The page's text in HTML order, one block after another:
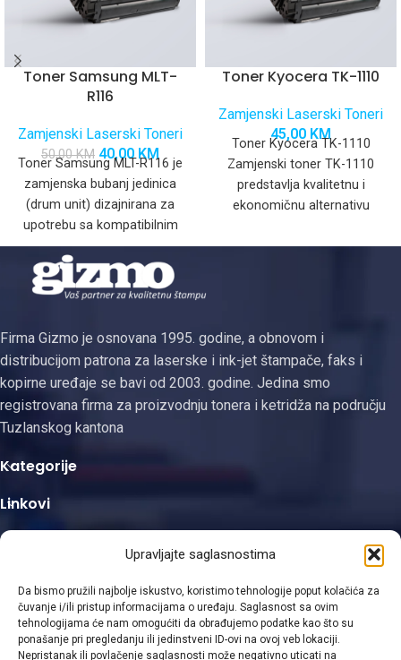
Upravljajte saglasnostima
Da bismo pružili najbolje iskustvo, koristimo tehnologije poput kolačića za
čuvanje i/ili pristup informacijama o uređaju. Saglasnost sa ovim
tehnologijama će nam omogućiti da obrađujemo podatke kao što su
ponašanje pri pregledanju ili jedinstveni ID-ovi na ovoj veb lokaciji.
Nepristanak ili povlačenje saglasnosti može negativno uticati na
Toner Samsung MLT-
R116
Zamjenski Laserski Toneri
50,00KM 40,00KM
Toner Samsung MLT-R116 je
zamjenska bubanj jedinica
(drum unit) dizajnirana za
upotrebu sa kompatibilnim
Samsung mono laserskim
pisačima. Iako se
Toner Kyocera TK-1110
Zamjenski Laserski Toneri
45,00 KM
Toner Kyocera TK-1110
Zamjenski toner TK-1110
predstavlja kvalitetnu i
ekonomičnu alternativu
za besprijekorno
Firma Gizmo je osnovana 1995. godine, a obnovom i
distribucijom patrona za laserske i ink-jet štampače, faks i
kopirne uređaje se bavi od 2003. godine. Jedina smo
registrovana firma za proizvodnju tonera i ketridža na području
Tuzlanskog kantona
Kategorije
Linkovi
Kontakt informacije
Viber